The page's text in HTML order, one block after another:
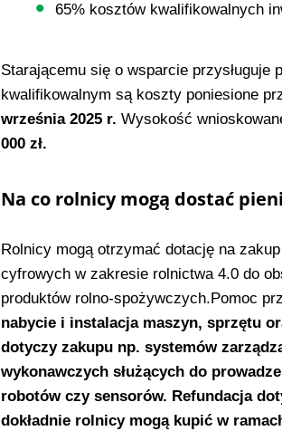
65% kosztów kwalifikowalnych
Starającemu się o wsparcie
kwalifikowalnym są koszty poniesione
września 2025 r. Wysokość
000 zł.
Na co rolnicy mogą dostać
Rolnicy mogą otrzymać dotację na
cyfrowych w zakresie rolnictwa 4.0 do
produktów rolno-spożywczych.Pomoc
nabycie i instalacja maszyn, sprzętu
dotyczy zakupu np. systemów
wykonawczych służących do
robotów czy sensorów. Refundacja
dokładnie rolnicy mogą kupić w